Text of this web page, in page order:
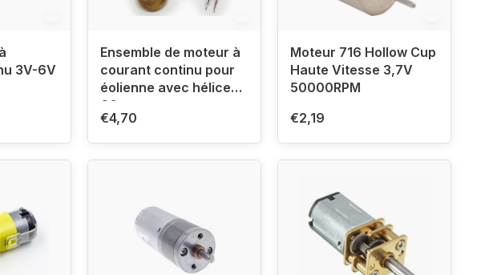
3V-6V
Ensemble de moteur à
courant continu pour
éolienne avec hélice
60 mm
€4,70
Moteur 716 Hollow Cup
Haute Vitesse 3,7V
50000RPM
€2,19